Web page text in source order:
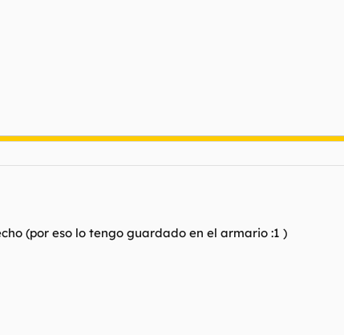
(por eso lo tengo guardado en el armario :1 )